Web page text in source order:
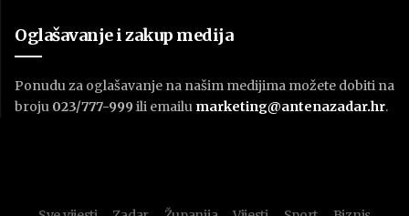
Oglašavanje i zakup medija
Ponudu za oglašavanje na našim medijima možete dobiti na
broju 023/777-999 ili emailu marketing@antenazadar.hr.